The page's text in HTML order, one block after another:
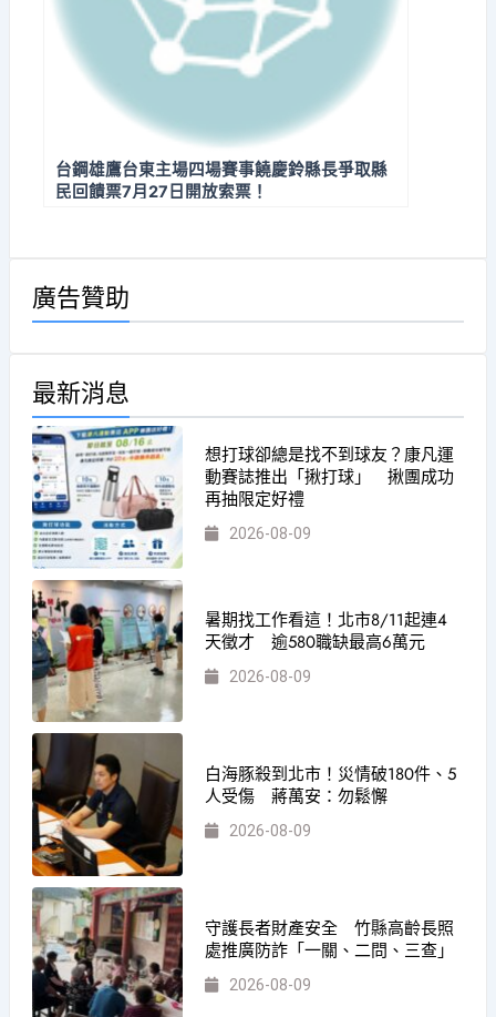
台鋼雄鷹台東主場四場賽事饒慶鈴縣長爭取縣
民回饋票7月27日開放索票！
廣告贊助
最新消息
想打球卻總是找不到球友？康凡運
動賽誌推出「揪打球」 揪團成功
再抽限定好禮
2026-08-09
暑期找工作看這！北市8/11起連4
天徵才 逾580職缺最高6萬元
2026-08-09
白海豚殺到北市！災情破180件、5
人受傷 蔣萬安：勿鬆懈
2026-08-09
守護長者財產安全 竹縣高齡長照
處推廣防詐「一關、二問、三查」
2026-08-09